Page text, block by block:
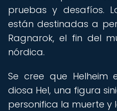
pruebas y desafíos.
están destinadas a
Ragnarok, el fin del
nórdica.
Se cree que
diosa Hel, una figura
personifica la muerte y